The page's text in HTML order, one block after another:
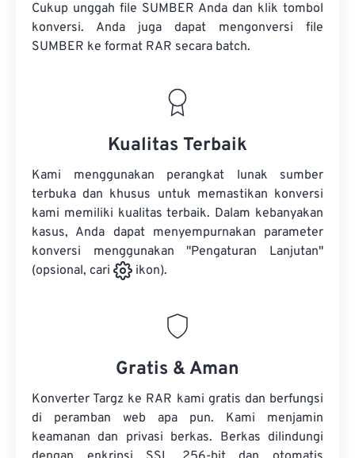
Cukup unggah file SUMBER Anda dan klik tombol
konversi. Anda juga dapat mengonversi file
SUMBER ke format RAR secara batch.
Kualitas Terbaik
Kami menggunakan perangkat lunak sumber
terbuka dan khusus untuk memastikan konversi
kami memiliki kualitas terbaik. Dalam kebanyakan
kasus, Anda dapat menyempurnakan parameter
konversi menggunakan "Pengaturan Lanjutan"
(opsional, cari
ikon).
Gratis & Aman
Konverter Targz ke RAR kami gratis dan berfungsi
di peramban web apa pun. Kami menjamin
keamanan dan privasi berkas. Berkas dilindungi